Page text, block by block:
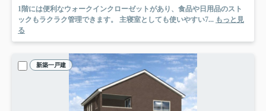
1階には便利なウォークインクローゼットがあり、食品や日用品のスト
ックもラクラク管理できます。 主寝室としても使いやすい7... もっと見
る
新築一戸建